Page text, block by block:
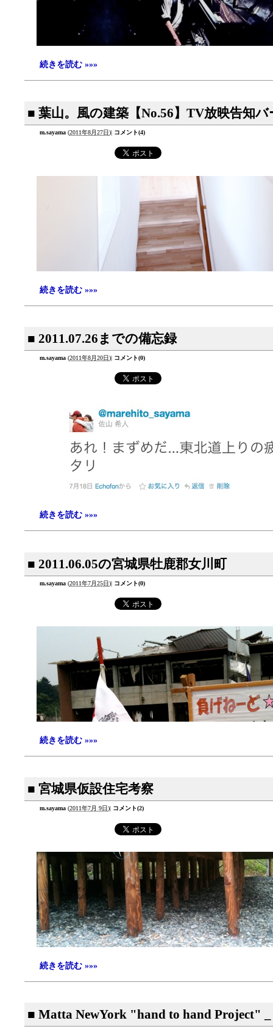
続きを読む »»»
■ 葉山。風の建築【No.56】TV放映告知
m.sayama (2011年8月27日)| コメント(4)
続きを読む »»»
■ 2011.07.26までの備忘録
m.sayama (2011年8月20日)| コメント(0)
続きを読む »»»
■ 2011.06.05の宮城県牡鹿郡女川町
m.sayama (2011年7月25日)| コメント(0)
続きを読む »»»
■ 宮城県仮設住宅考察
m.sayama (2011年7月 9日) コメント(2)
続きを読む »»»
■ Matta NewYork "hand to hand Project" _